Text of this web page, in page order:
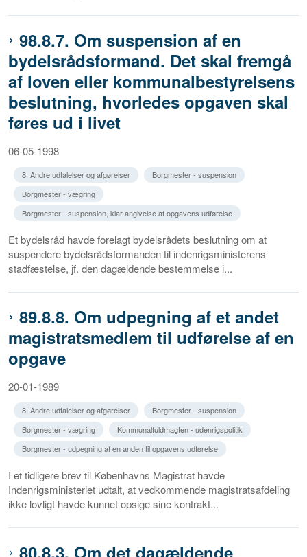
98.8.7. Om suspension af en
bydelsrådsformand. Det skal fremgå
af loven eller kommunalbestyrelsens
beslutning, hvorledes opgaven skal
føres ud i livet
06-05-1998
8. Andre udtalelser og afgørelser
Borgmester - suspension
Borgmester - vægring
Borgmester - suspension, klar angivelse af opgavens udførelse
Et bydelsråd havde forelagt bydelsrådets beslutning om at
suspendere bydelsrådsformanden til indenrigsministerens
stadfæstelse, jf. den dagældende bestemmelse i...
89.8.8. Om udpegning af et andet
magistratsmedlem til udførelse af en
opgave
20-01-1989
8. Andre udtalelser og afgørelser
Borgmester - suspension
Borgmester - vægring
Kommunalfuldmagten - udenrigspolitik
Borgmester - udpegning af en anden til opgavens udførelse
I et tidligere brev til Københavns Magistrat havde
Indenrigsministeriet udtalt, at vedkommende magistratsafdeling
ikke lovligt havde kunnet opsige sine kontrakt...